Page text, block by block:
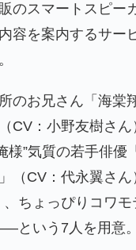
のスマートスピー
容を案内するサー
のお兄さん「海棠
CV：小野友樹さん
様”気質の若手俳
（CV：代永翼さ
ちょっぴりコワ
という7人を用意